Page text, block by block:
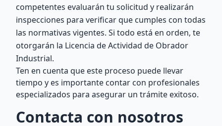
competentes evaluarán tu solicitud y realizarán
inspecciones para verificar que cumples con todas
las normativas vigentes. Si todo está en orden, te
otorgarán la Licencia de Actividad de Obrador
Industrial.
Ten en cuenta que este proceso puede llevar
tiempo y es importante contar con profesionales
especializados para asegurar un trámite exitoso.
Contacta con nosotros